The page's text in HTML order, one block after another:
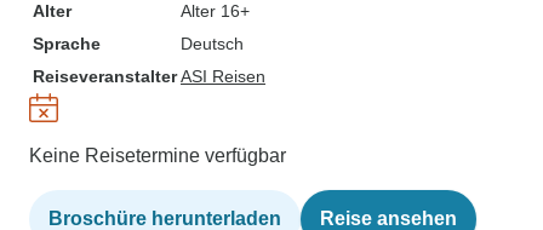
Alter
Alter 16+
Sprache
Deutsch
ReiseveranstalterASI Reisen
Keine Reisetermine verfügbar
Broschüre herunterladen Reise ansehen